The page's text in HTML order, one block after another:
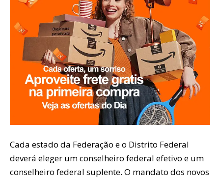
Cada estado da Federação e o Distrito Federal
deverá eleger um conselheiro federal efetivo e um
conselheiro federal suplente. O mandato dos novos